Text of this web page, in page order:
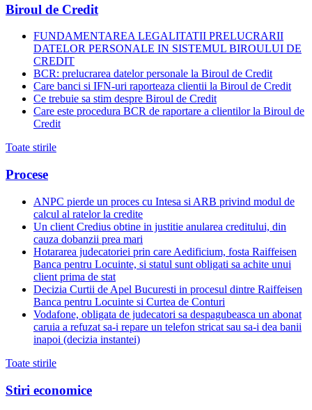
Biroul de Credit
FUNDAMENTAREA LEGALITATII PRELUCRARII
DATELOR PERSONALE IN SISTEMUL BIROULUI DE
CREDIT
BCR: prelucrarea datelor personale la Biroul de Credit
Care banci si IFN-uri raporteaza clientii la Biroul de Credit
Ce trebuie sa stim despre Biroul de Credit
Care este procedura BCR de raportare a clientilor la Biroul de
Credit
Toate stirile
Procese
ANPC pierde un proces cu Intesa si ARB privind modul de
calcul al ratelor la credite
Un client Credius obtine in justitie anularea creditului, din
cauza dobanzii prea mari
Hotararea judecatoriei prin care Aedificium, fosta Raiffeisen
Banca pentru Locuinte, si statul sunt obligati sa achite unui
client prima de stat
Decizia Curtii de Apel Bucuresti in procesul dintre Raiffeisen
Banca pentru Locuinte si Curtea de Conturi
Vodafone, obligata de judecatori sa despagubeasca un abonat
caruia a refuzat sa-i repare un telefon stricat sau sa-i dea banii
inapoi (decizia instantei)
Toate stirile
Stiri economice